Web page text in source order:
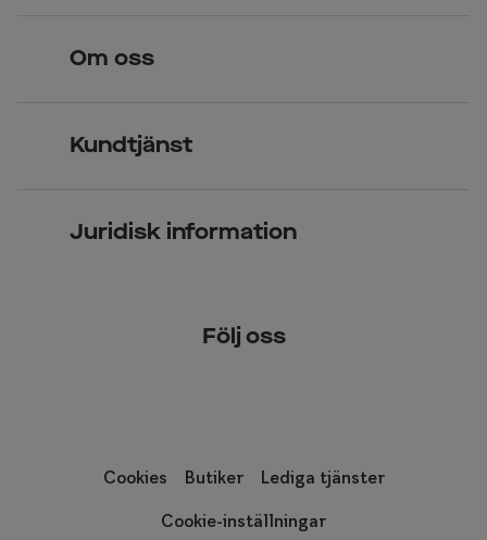
Över 70 butiker
Kontaktlinser
Om oss
Kundtjänst
Juridisk information
Följ oss
Cookies Butiker Lediga tjänster
Cookie-inställningar